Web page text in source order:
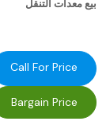
بيع معدات التنقل
Call For Price
Bargain Price